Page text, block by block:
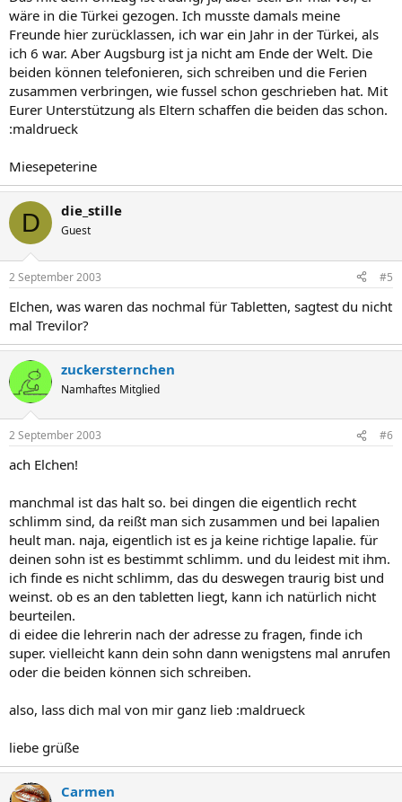
wäre in die Türkei gezogen. Ich musste damals meine
Freunde hier zurücklassen, ich war ein Jahr in der Türkei, als
ich 6 war. Aber Augsburg ist ja nicht am Ende der Welt. Die
beiden können telefonieren, sich schreiben und die Ferien
zusammen verbringen, wie fussel schon geschrieben hat. Mit
Eurer Unterstützung als Eltern schaffen die beiden das schon.
:maldrueck
Miesepeterine
D die_stille
Guest
2 September 2003 #5
Elchen, was waren das nochmal für Tabletten, sagtest du nicht
mal Trevilor?
zuckersternchen
Namhaftes Mitglied
2 September 2003 #6
ach Elchen!
manchmal ist das halt so. bei dingen die eigentlich recht
schlimm sind, da reißt man sich zusammen und bei lapalien
heult man. naja, eigentlich ist es ja keine richtige lapalie. für
deinen sohn ist es bestimmt schlimm. und du leidest mit ihm.
ich finde es nicht schlimm, das du deswegen traurig bist und
weinst. ob es an den tabletten liegt, kann ich natürlich nicht
beurteilen.
di eidee die lehrerin nach der adresse zu fragen, finde ich
super. vielleicht kann dein sohn dann wenigstens mal anrufen
oder die beiden können sich schreiben.
also, lass dich mal von mir ganz lieb :maldrueck
liebe grüße
Carmen